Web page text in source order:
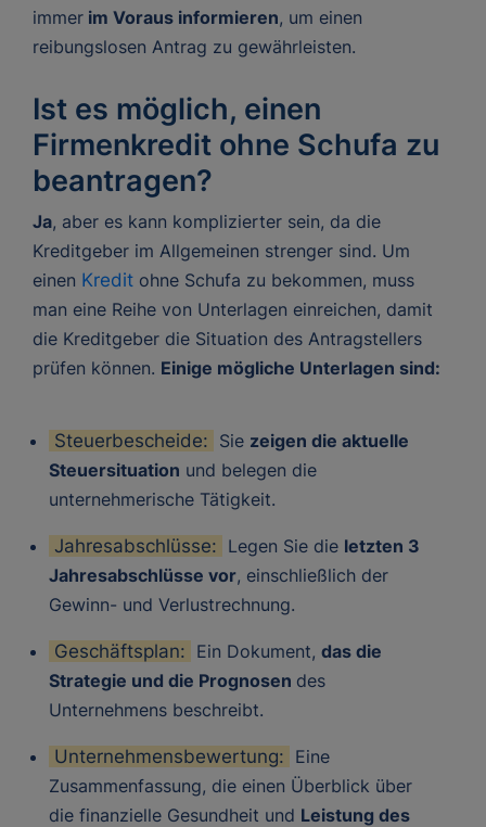
immer im Voraus informieren, um einen
reibungslosen Antrag zu gewährleisten.
Ist es möglich, einen
Firmenkredit ohne Schufa zu
beantragen?
Ja, aber es kann komplizierter sein, da die
Kreditgeber im Allgemeinen strenger sind. Um
einen Kredit ohne Schufa zu bekommen, muss
man eine Reihe von Unterlagen einreichen, damit
die Kreditgeber die Situation des Antragstellers
prüfen können. Einige mögliche Unterlagen sind:
Steuerbescheide: Sie zeigen die aktuelle
Steuersituation und belegen die
unternehmerische Tätigkeit.
Jahresabschlüsse: Legen Sie die letzten 3
Jahresabschlüsse vor, einschließlich der
Gewinn- und Verlustrechnung.
Geschäftsplan: Ein Dokument, das die
Strategie und die Prognosen des
Unternehmens beschreibt.
Unternehmensbewertung: Eine
Zusammenfassung, die einen Überblick über
die finanzielle Gesundheit und Leistung des